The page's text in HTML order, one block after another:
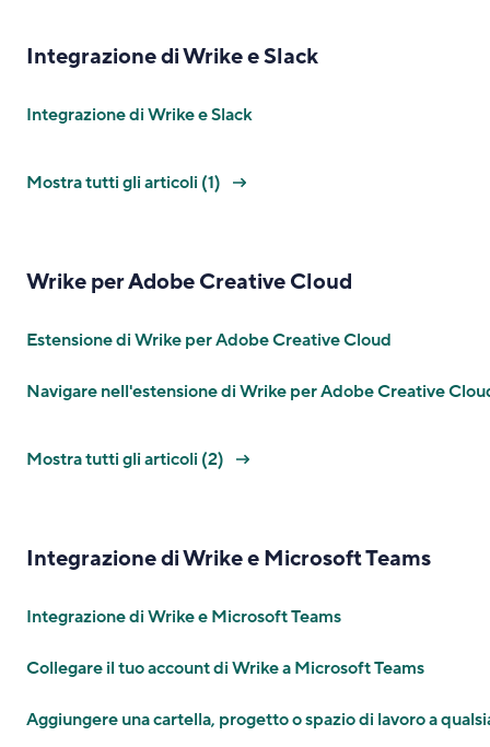
Integrazione di Wrike e Slack
Integrazione di Wrike e Slack
Mostra tutti gli articoli (1)
Wrike per Adobe Creative Cloud
Estensione di Wrike per Adobe Creative Cloud
Navigare nell'estensione di Wrike per Adobe Creative
Mostra tutti gli articoli (2)
Integrazione di Wrike e Microsoft Teams
Integrazione di Wrike e Microsoft Teams
Collegare il tuo account di Wrike a Microsoft Teams
Aggiungere una cartella, progetto o spazio di lavoro a